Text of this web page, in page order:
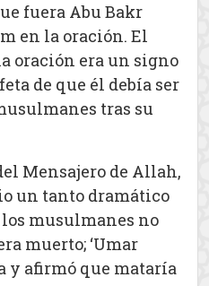
fuera Abu Bakr
en la oración. El
oración era un signo
de que él debía ser
tras su
Mensajero de Allah,
un tanto dramático
musulmanes no
muerto; ‘Umar
y afirmó que mataría